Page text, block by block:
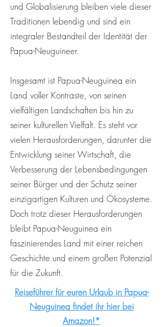
und Globalisierung bleiben viele dieser
Traditionen lebendig und sind ein
integraler Bestandteil der Identität der
Papua-Neuguineer.
Insgesamt ist Papua-Neuguinea ein
Land voller Kontraste, von seinen
vielfältigen Landschaften bis hin zu
seiner kulturellen Vielfalt. Es steht vor
vielen Herausforderungen, darunter die
Entwicklung seiner Wirtschaft, die
Verbesserung der Lebensbedingungen
seiner Bürger und der Schutz seiner
einzigartigen Kulturen und Ökosysteme.
Doch trotz dieser Herausforderungen
bleibt Papua-Neuguinea ein
faszinierendes Land mit einer reichen
Geschichte und einem großen Potenzial
für die Zukunft.
Reiseführer für euren Urlaub in Papua-
Neuguinea findet ihr hier bei
Amazon!*